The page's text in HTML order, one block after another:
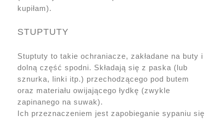
kupiłam).
STUPTUTY
Stuptuty to takie ochraniacze, zakładane na buty i
dolną część spodni. Składają się z paska (lub
sznurka, linki itp.) przechodzącego pod butem
oraz materiału owijającego łydkę (zwykle
zapinanego na suwak).
Ich przeznaczeniem jest zapobieganie sypaniu się